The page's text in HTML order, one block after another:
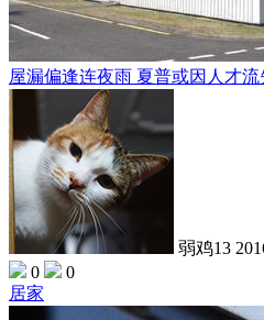
屋漏偏逢连夜雨 夏普或因人才
弱鸡13
0
0
居家